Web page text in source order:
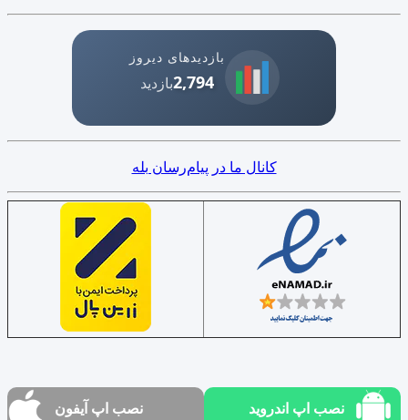
بازدیدهای دیروز
2,794بازدید
کانال ما در پیام‌رسان بله
نصب اپ اندروید نصب اپ آیفون